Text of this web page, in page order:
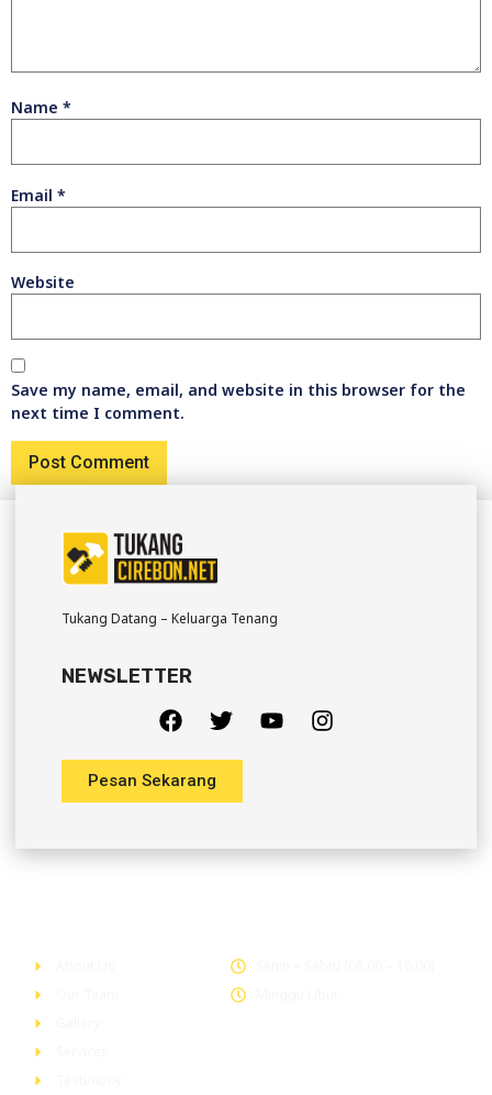
Name *
Email *
Website
Save my name, email, and website in this browser for the
next time I comment.
Tukang Datang – Keluarga Tenang
NEWSLETTER
Pesan Sekarang